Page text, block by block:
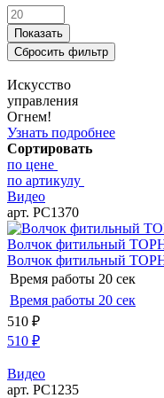
Искусство
управления
Огнем!
Узнать подробнее
Сортировать
по цене
по артикулу
Видео
арт. РС1370
Волчок фитильный
Волчок фитильный
Время работы 20 сек
Время работы 20 сек
510 ₽
510 ₽
Видео
арт. РС1235